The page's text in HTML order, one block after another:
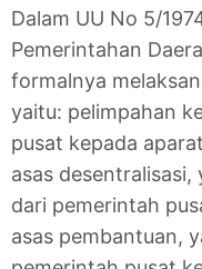
Dalam UU No 5/
Pemerintahan
formalnya
yaitu: pelimpahan
pusat kepada
asas
dari pemerintah
asas pembantuan,